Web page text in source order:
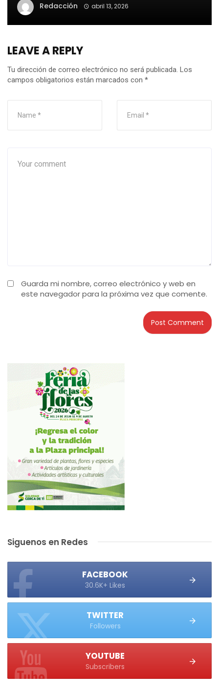
Redacción abril 13, 2026
LEAVE A REPLY
Tu dirección de correo electrónico no será publicada. Los
campos obligatorios están marcados con *
Guarda mi nombre, correo electrónico y web en
este navegador para la próxima vez que comente.
Siguenos en Redes
FACEBOOK
30.6K+ Likes
TWITTER
Followers
YOUTUBE
Subscribers